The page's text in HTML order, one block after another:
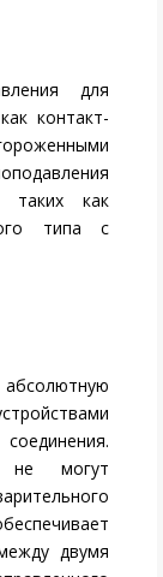
для
контакт-
таких как
типа с
не могут
двумя